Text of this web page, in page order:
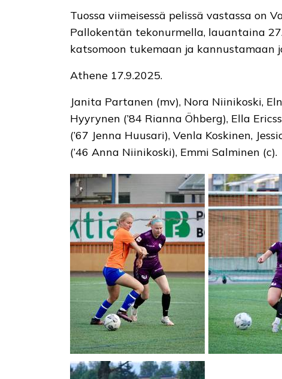
Tuossa viimeisessä pelissä vastassa on
Pallokentän tekonurmella, lauantaina
katsomoon tukemaan ja
Athene 17.9.2025.
Janita Partanen (mv), Nora Niinikoski,
Hyyrynen (’84 Rianna Öhberg), Ella
(’67 Jenna Huusari), Venla Koskinen,
(’46 Anna Niinikoski), Emmi Salminen (c).